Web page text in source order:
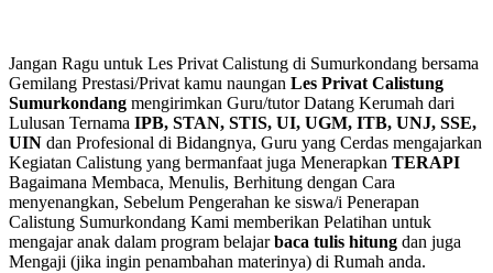
Jangan Ragu untuk Les Privat Calistung di Sumurkondang bersama
Gemilang Prestasi/Privat kamu naungan Les Privat Calistung
Sumurkondang mengirimkan Guru/tutor Datang Kerumah dari
Lulusan Ternama IPB, STAN, STIS, UI, UGM, ITB, UNJ, SSE,
UIN dan Profesional di Bidangnya, Guru yang Cerdas mengajarkan
Kegiatan Calistung yang bermanfaat juga Menerapkan TERAPI
Bagaimana Membaca, Menulis, Berhitung dengan Cara
menyenangkan, Sebelum Pengerahan ke siswa/i Penerapan
Calistung Sumurkondang Kami memberikan Pelatihan untuk
mengajar anak dalam program belajarbaca tulis hitung dan juga
Mengaji (jika ingin penambahan materinya) di Rumah anda.